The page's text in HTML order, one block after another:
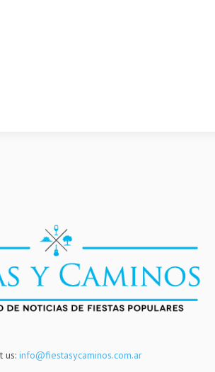
us: info@fiestasycaminos.com.ar